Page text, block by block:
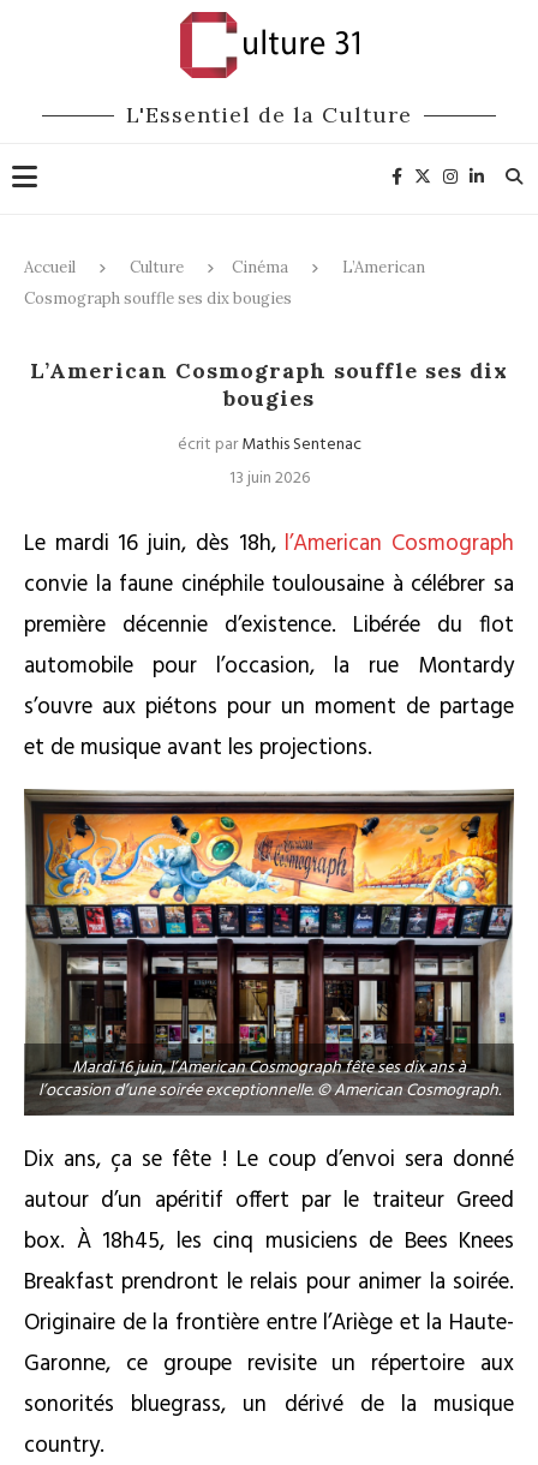
L'Essentiel de la Culture
Accueil Culture Cinéma
L’American
Cosmograph souffle ses dix bougies
L’American Cosmograph souffle ses dix
bougies
écrit parMathis Sentenac
13 juin 2026
Le mardi 16 juin, dès 18h, l’American Cosmograph
convie la faune cinéphile toulousaine à célébrer sa
première décennie d’existence. Libérée du flot
automobile pour l’occasion, la rue Montardy
s’ouvre aux piétons pour un moment de partage
et de musique avant les projections.
Mardi 16 juin, l’American Cosmograph fête ses dix ans à
l’occasion d’une soirée exceptionnelle. © American Cosmograph.
Dix ans, ça se fête ! Le coup d’envoi sera donné
autour d’un apéritif offert par le traiteur Greed
box. À 18h45, les cinq musiciens de Bees Knees
Breakfast prendront le relais pour animer la soirée.
Originaire de la frontière entre l’Ariège et la Haute-
Garonne, ce groupe revisite un répertoire aux
sonorités bluegrass, un dérivé de la musique
country.